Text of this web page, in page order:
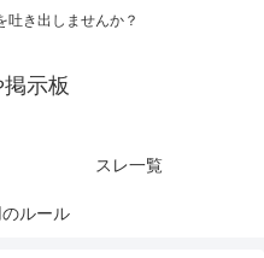
吐き出しませんか？
示板
スレ一覧
ルール